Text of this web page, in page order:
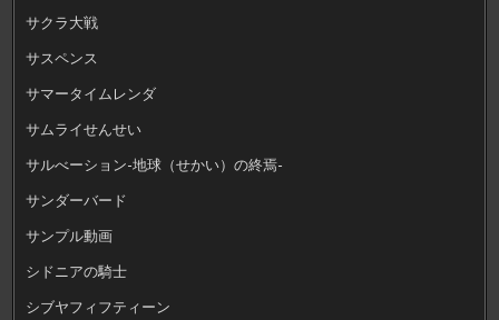
サクラ大戦
サスペンス
サマータイムレンダ
サムライせんせい
サルべーション-地球（せかい）の終焉-
サンダーバード
サンプル動画
シドニアの騎士
シブヤフィフティーン